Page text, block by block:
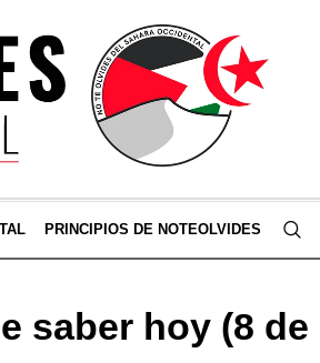
PRINCIPIOS DE NOTEOLVIDES
saber hoy (8 de